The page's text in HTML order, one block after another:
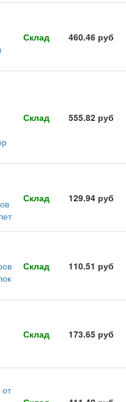
Склад 460.46 руб
Склад 555.82 руб
Склад 129.94 руб
Склад 110.51 руб
Склад 173.65 руб